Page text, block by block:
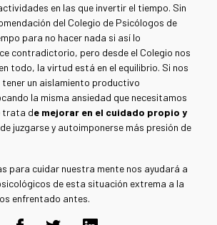
en las que invertir el tiempo. Sin
del Colegio de Psicólogos de
para no hacer nada si así lo
contradictorio, pero desde el Colegio nos
todo, la virtud está en el equilibrio. Si nos
un aislamiento productivo
la misma ansiedad que necesitamos
trata de mejorar en el cuidado propio y
juzgarse y autoimponerse más presión de
para cuidar nuestra mente nos ayudará a
de esta situación extrema a la
enfrentado antes.